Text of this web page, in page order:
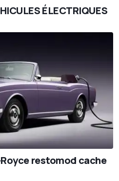
ÉLECTRIQUES
restomod cache